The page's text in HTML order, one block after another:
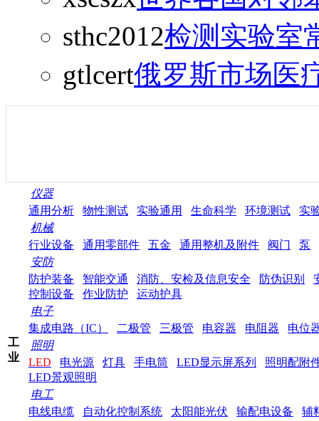
sthc2012检测实验室
gtlcert俄罗斯市场医
工
业
仪器
通用分析
物性测试 实验通用 生命科学 环境测试
实
机械
行业设备
通用零部件 五金 通用整机及附件 阀门
泵
安防
防护装备
智能交通 消防、安检及信息安全 防伪识别
控制设备
作业防护
运动护具
电子
集成电路（IC）
二极管 三极管 电容器 电阻器
电位
照明
LED
电光源 灯具 手电筒 LED显示屏系列
照明配附
LED景观照明
电工
电线电缆
自动化控制系统 太阳能光伏 输配电设备
辅